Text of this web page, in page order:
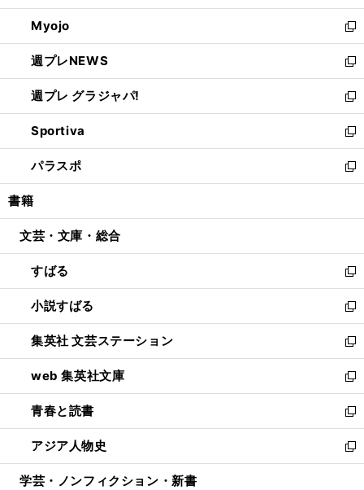
開
く
ウ
で
開
く
ン
ド
ウ
で
開
く
ウ
ィ
ン
ド
ウ
で
開
く
Myojo
新
し
い
ウ
ィ
ン
ド
ウ
で
開
週プレNEWS
新
し
い
ウ
ィ
ン
ド
ウ
開
週プレ グラジャパ!
新
し
い
ウ
ィ
ン
ウ
開
く
Sportiva
新
し
い
ウ
ン
ウ
で
開
く
パラスポ
新
し
ウ
ン
ド
ウ
で
開
く
書籍
文芸・文庫・総合
すばる
新
し
い
ウ
ィ
ン
ド
ウ
で
開
く
小説すばる
新
し
い
ウ
ィ
ン
ド
ウ
で
開
集英社 文芸ステーション
新
し
い
ウ
ィ
ン
ド
ウ
web 集英社文庫
新
し
い
ウ
ィ
ン
青春と読書
新
し
い
ウ
アジア人物史
新
し
学芸・ノンフィクション・新書